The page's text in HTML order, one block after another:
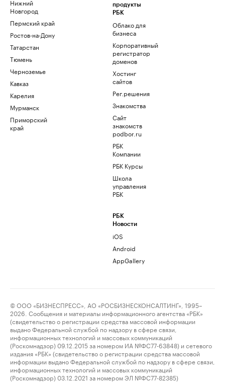
Нижний
Новгород
Пермский край
Ростов-на-Дону
Татарстан
Тюмень
Черноземье
Кавказ
Карелия
Мурманск
Приморский
край
продукты
РБК
Облако для
бизнеса
Корпоративный
регистратор
доменов
Хостинг
сайтов
Рег.решения
Знакомства
Сайт
знакомств
podbor.ru
РБК
Компании
РБК Курсы
Школа
управления
РБК
РБК
Новости
iOS
Android
AppGallery
© ООО «БИЗНЕСПРЕСС», АО «РОСБИЗНЕСКОНСАЛТИНГ», 1995–
2026. Сообщения и материалы информационного агентства «РБК»
(свидетельство о регистрации средства массовой информации
выдано Федеральной службой по надзору в сфере связи,
информационных технологий и массовых коммуникаций
(Роскомнадзор) 09.12.2015 за номером ИА №ФС77-63848) и сетевого
издания «РБК» (свидетельство о регистрации средства массовой
информации выдано Федеральной службой по надзору в сфере связи,
информационных технологий и массовых коммуникаций
(Роскомнадзор) 03.12.2021 за номером ЭЛ №ФС77-82385)